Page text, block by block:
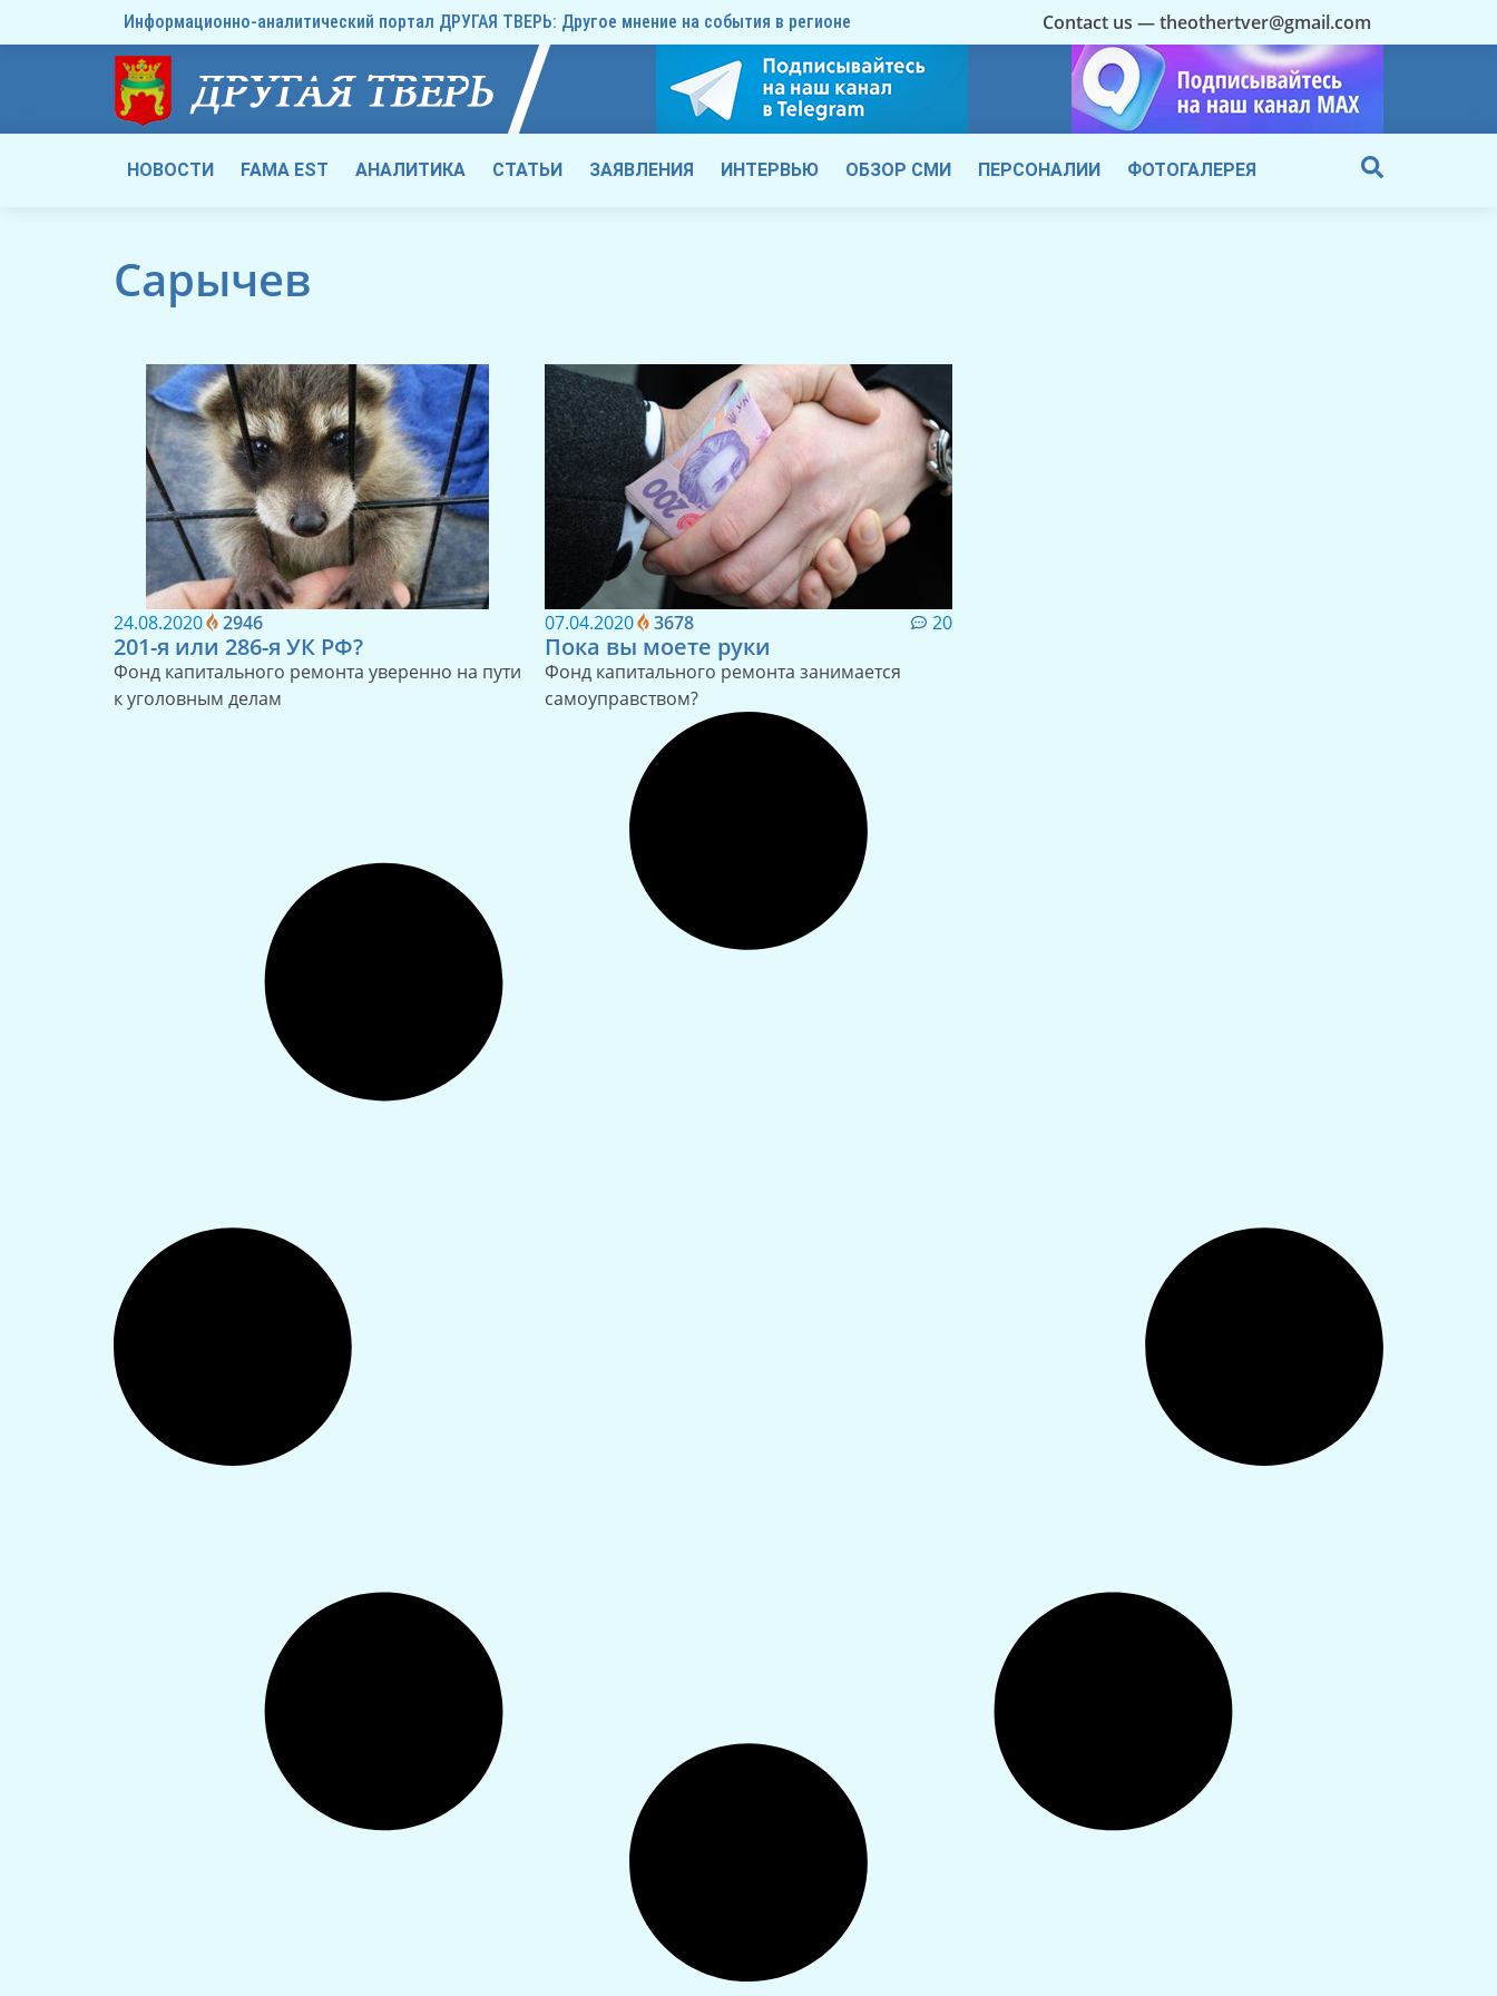
Информационно-аналитический портал ДРУГАЯ ТВЕРЬ: Другое мнение на события в регионе Contact us — theothertver@gmail.com
НОВОСТИ FAMA EST АНАЛИТИКА СТАТЬИ ЗАЯВЛЕНИЯ ИНТЕРВЬЮ ОБЗОР СМИ ПЕРСОНАЛИИ ФОТОГАЛЕРЕЯ
Сарычев
24.08.2020 2946
201-я или 286-я УК РФ?
Фонд капитального ремонта уверенно на пути
к уголовным делам
07.04.2020 3678 20
Пока вы моете руки
Фонд капитального ремонта занимается
самоуправством?